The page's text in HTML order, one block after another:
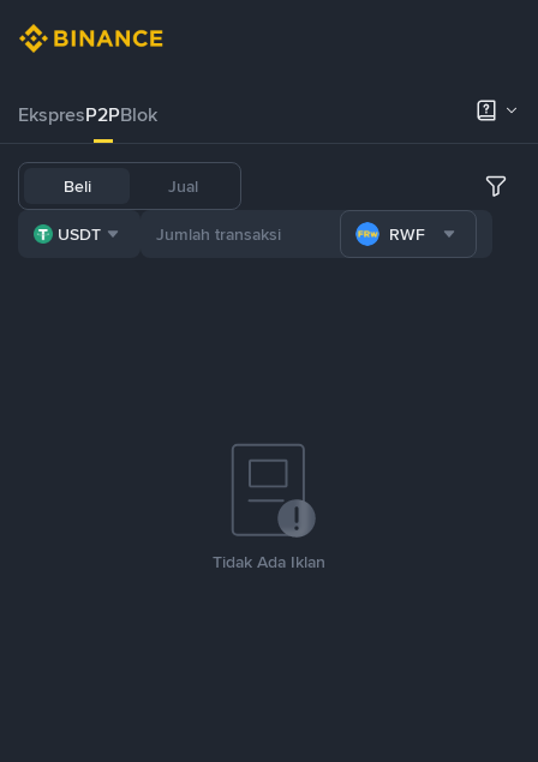
EkspresP2PBlok
Beli Jual
USDT RWF
Tidak Ada Iklan